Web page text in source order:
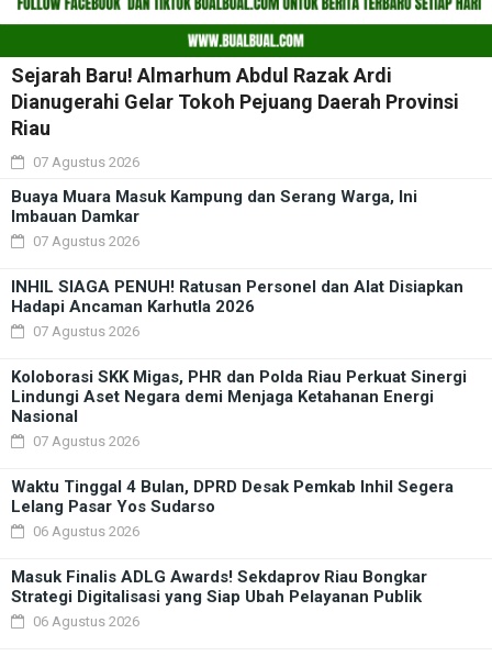
Sejarah Baru! Almarhum Abdul Razak Ardi
Dianugerahi Gelar Tokoh Pejuang Daerah Provinsi
Riau
07 Agustus 2026
Buaya Muara Masuk Kampung dan Serang Warga, Ini
Imbauan Damkar
07 Agustus 2026
INHIL SIAGA PENUH! Ratusan Personel dan Alat Disiapkan
Hadapi Ancaman Karhutla 2026
07 Agustus 2026
Koloborasi SKK Migas, PHR dan Polda Riau Perkuat Sinergi
Lindungi Aset Negara demi Menjaga Ketahanan Energi
Nasional
07 Agustus 2026
Waktu Tinggal 4 Bulan, DPRD Desak Pemkab Inhil Segera
Lelang Pasar Yos Sudarso
06 Agustus 2026
Masuk Finalis ADLG Awards! Sekdaprov Riau Bongkar
Strategi Digitalisasi yang Siap Ubah Pelayanan Publik
06 Agustus 2026